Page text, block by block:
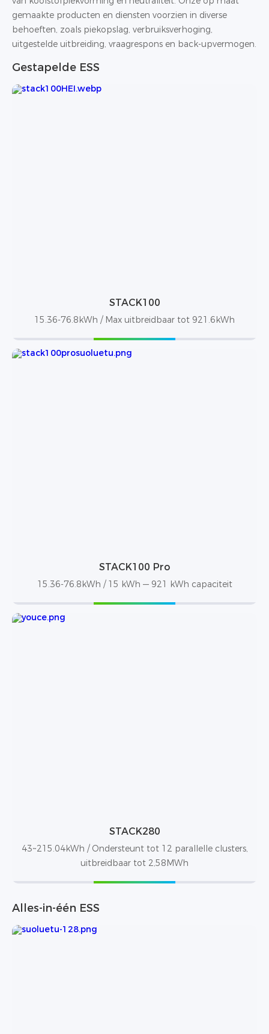
gemaakte producten en diensten voorzien in diverse
behoeften, zoals piekopslag, verbruiksverhoging,
uitgestelde uitbreiding, vraagrespons en back-upvermogen.
Gestapelde ESS
STACK100
15.36-76.8kWh / Max uitbreidbaar tot 921.6kWh
STACK100 Pro
15.36-76.8kWh / 15 kWh — 921 kWh capaciteit
STACK280
43~215.04kWh / Ondersteunt tot 12 parallelle clusters,
uitbreidbaar tot 2,58MWh
Alles-in-één ESS